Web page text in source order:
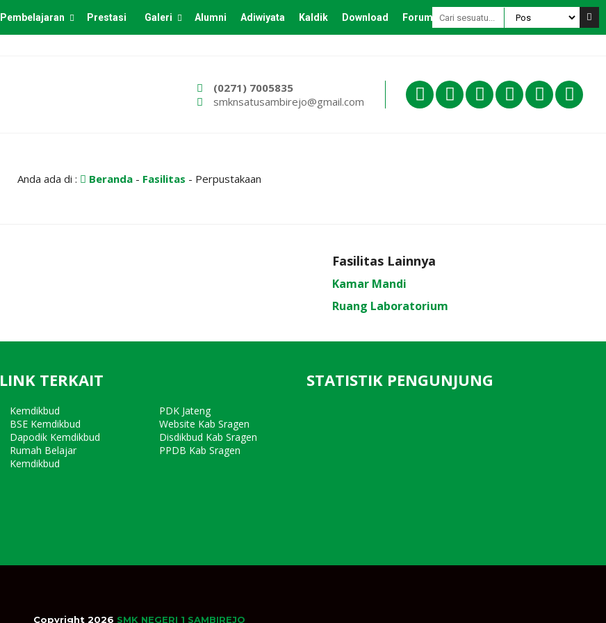
Pembelajaran Prestasi Galeri Alumni Adiwiyata Kaldik Download Forum
(0271) 7005835
smknsatusambirejo@gmail.com
Anda ada di : Beranda- Fasilitas - Perpustakaan
Fasilitas Lainnya
Kamar Mandi
Ruang Laboratorium
LINK TERKAIT
Kemdikbud
BSE Kemdikbud
Dapodik Kemdikbud
Rumah Belajar
Kemdikbud
PDK Jateng
Website Kab Sragen
Disdikbud Kab Sragen
PPDB Kab Sragen
STATISTIK PENGUNJUNG
Copyright 2026 SMK NEGERI 1 SAMBIREJO